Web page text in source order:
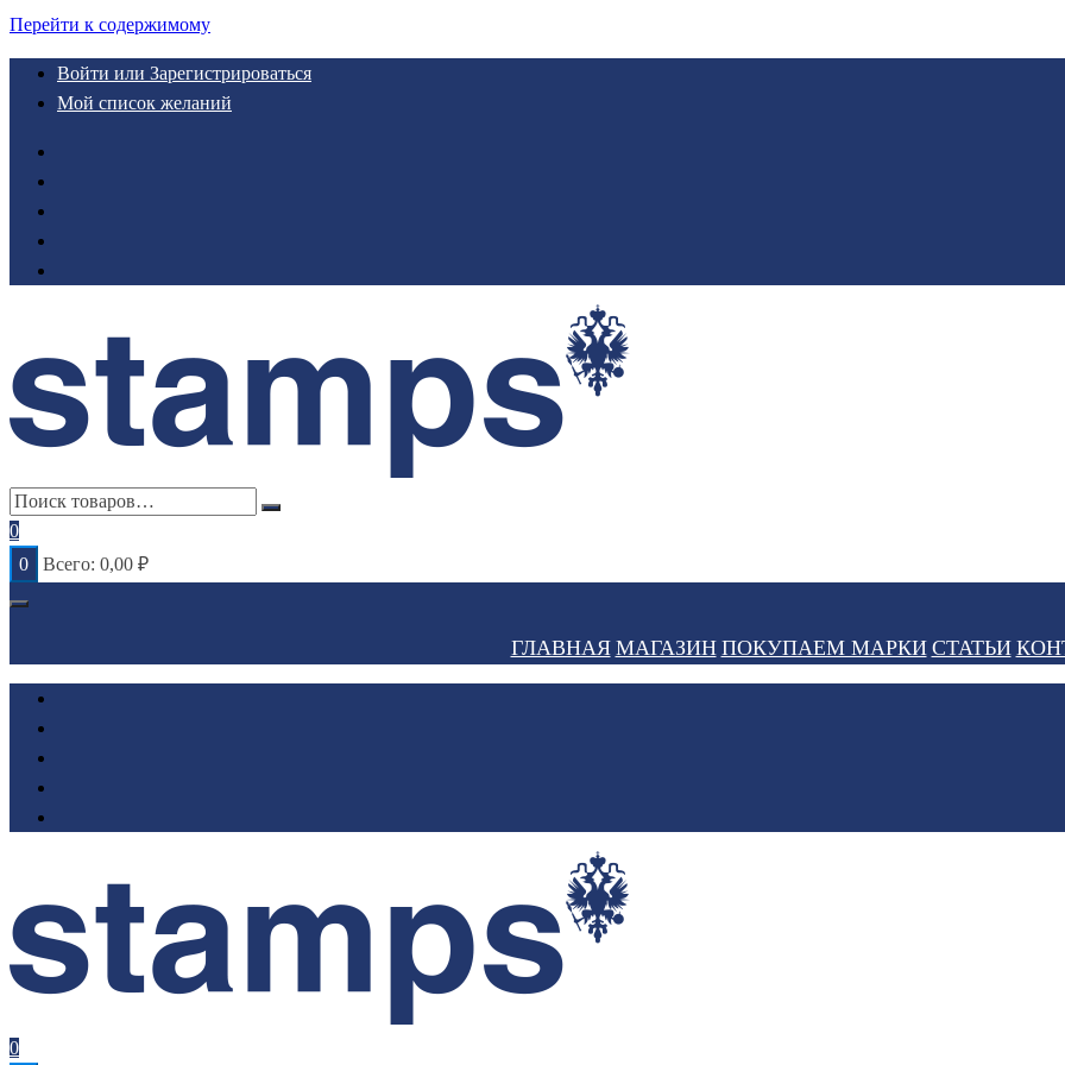
Перейти к содержимому
Войти или Зарегистрироваться
Мой список желаний
0
0
Всего: 0,00 ₽
ГЛАВНАЯ МАГАЗИН ПОКУПАЕМ МАРКИ СТАТЬИ
0